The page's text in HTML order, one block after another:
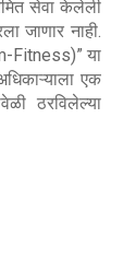
सेवा केलेली
जाणार नाही.
Fitness)” या
एक
ठरविलेल्या